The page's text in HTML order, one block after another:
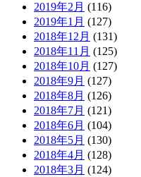
2019年2月 (116)
2019年1月 (127)
2018年12月 (131)
2018年11月 (125)
2018年10月 (127)
2018年9月 (127)
2018年8月 (126)
2018年7月 (121)
2018年6月 (104)
2018年5月 (130)
2018年4月 (128)
2018年3月 (124)